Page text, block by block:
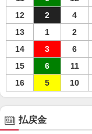
12
2 4
13
1 2
14
3 6
15
6 11
16
5 10
払戻金